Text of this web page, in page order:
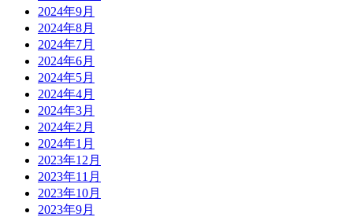
2024年9月
2024年8月
2024年7月
2024年6月
2024年5月
2024年4月
2024年3月
2024年2月
2024年1月
2023年12月
2023年11月
2023年10月
2023年9月